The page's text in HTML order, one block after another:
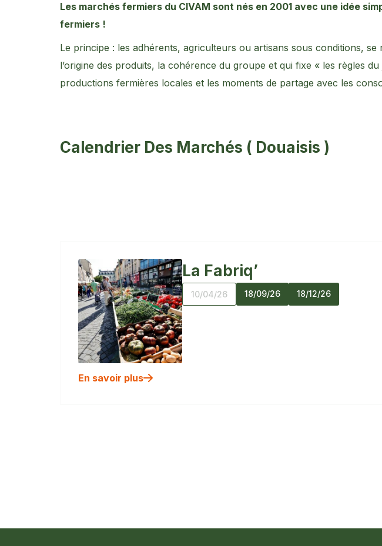
Les marchés fermiers du CIVAM sont nés en 2001 avec une idée
fermiers !
Le principe : les adhérents, agriculteurs ou artisans sous conditions,
l’origine des produits, la cohérence du groupe et qui fixe « les règles
productions fermières locales et les moments de partage avec les
Calendrier Des Marchés ( Douaisis )
En savoir plus
La Fabriq’
10/04/26 18/09/26 18/12/26